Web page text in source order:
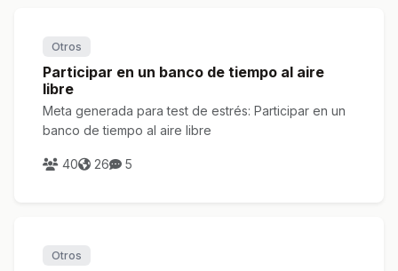
Otros
Participar en un banco de tiempo al aire
libre
Meta generada para test de estrés: Participar en un
banco de tiempo al aire libre
40 26 5
Otros